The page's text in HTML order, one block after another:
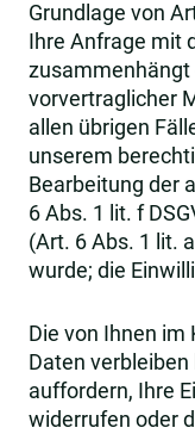
Grundlage von
Ihre Anfrage mit
zusammenhängt
vorvertraglicher
allen übrigen
unserem
Bearbeitung der
6 Abs. 1 lit. f
(Art. 6 Abs. 1 lit.
wurde; die
Die von Ihnen
Daten verbleiben
auffordern, Ihre
widerrufen oder